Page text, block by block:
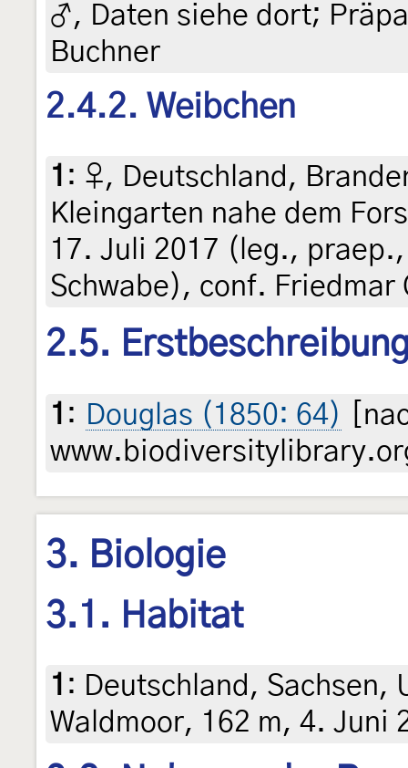
♂, Daten siehe dort;
Buchner
2.4.2. Weibchen
1 : ♀, Deutschland,
Kleingarten nahe dem
17. Juli 2017 (leg.,
Schwabe), conf. Friedmar
2.5.
1 : Douglas (1850: 64)
3. Biologie
3.1. Habitat
1 : Deutschland, Sachsen,
Waldmoor, 162 m, 4. Juni